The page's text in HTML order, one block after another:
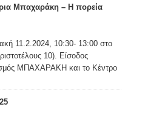
Μπαχαράκη – Η πορεία
11.2.2024, 10:30- 13:00 στο
10). Είσοδος
ΜΠΑΧΑΡΑΚΗ και το Κέντρο